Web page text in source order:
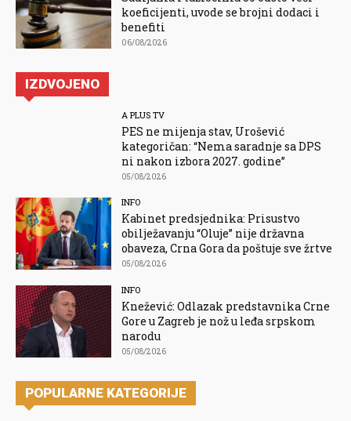
koeficijenti, uvode se brojni dodaci i
benefiti
06/08/2026
IZDVOJENO
A PLUS TV
PES ne mijenja stav, Urošević
kategoričan: “Nema saradnje sa DPS
ni nakon izbora 2027. godine”
05/08/2026
INFO
Kabinet predsjednika: Prisustvo
obilježavanju “Oluje” nije državna
obaveza, Crna Gora da poštuje sve žrtve
05/08/2026
INFO
Knežević: Odlazak predstavnika Crne
Gore u Zagreb je nož u leđa srpskom
narodu
05/08/2026
POPULARNE KATEGORIJE